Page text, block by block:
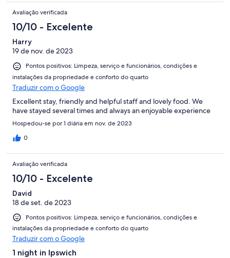
Avaliação verificada
10/10 - Excelente
Harry
19 de nov. de 2023
Pontos positivos: Limpeza, serviço e funcionários, condições e
instalações da propriedade e conforto do quarto
Traduzir com o Google
Excellent stay, friendly and helpful staff and lovely food. We
have stayed several times and always an enjoyable experience
Hospedou-se por 1 diária em nov. de 2023
0
Avaliação verificada
10/10 - Excelente
David
18 de set. de 2023
Pontos positivos: Limpeza, serviço e funcionários, condições e
instalações da propriedade e conforto do quarto
Traduzir com o Google
1 night in Ipswich